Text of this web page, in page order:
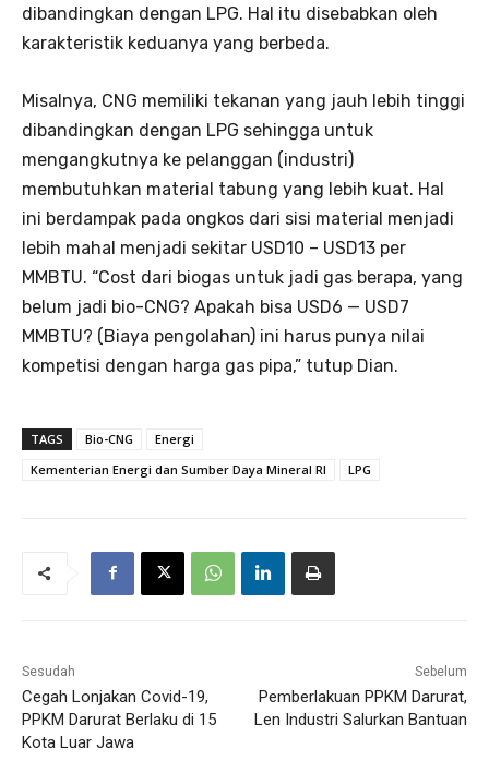
dibandingkan dengan LPG. Hal itu disebabkan oleh
karakteristik keduanya yang berbeda.
Misalnya, CNG memiliki tekanan yang jauh lebih tinggi
dibandingkan dengan LPG sehingga untuk
mengangkutnya ke pelanggan (industri)
membutuhkan material tabung yang lebih kuat. Hal
ini berdampak pada ongkos dari sisi material menjadi
lebih mahal menjadi sekitar USD10 – USD13 per
MMBTU. “Cost dari biogas untuk jadi gas berapa, yang
belum jadi bio-CNG? Apakah bisa USD6 — USD7
MMBTU? (Biaya pengolahan) ini harus punya nilai
kompetisi dengan harga gas pipa,” tutup Dian.
TAGS Bio-CNG
Energi
Kementerian Energi dan Sumber Daya Mineral RI
LPG
Sesudah
Cegah Lonjakan Covid-19,
PPKM Darurat Berlaku di 15
Kota Luar Jawa
Sebelum
Pemberlakuan PPKM Darurat,
Len Industri Salurkan Bantuan